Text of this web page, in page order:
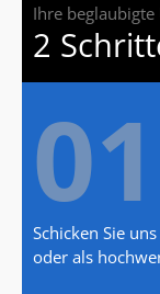
Ihre
2
Schicken Sie
oder als